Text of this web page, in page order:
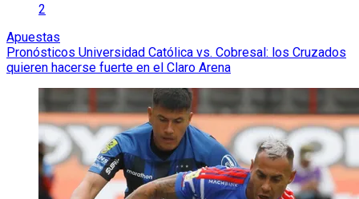
2
Apuestas
Pronósticos Universidad Católica vs. Cobresal: los Cruzados
quieren hacerse fuerte en el Claro Arena